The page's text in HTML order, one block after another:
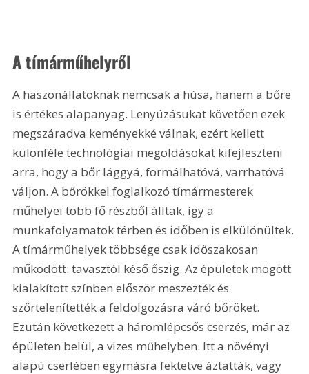
A tímárműhelyről
A haszonállatoknak nemcsak a húsa, hanem a bőre
is értékes alapanyag. Lenyúzásukat követően ezek
megszáradva keményekké válnak, ezért kellett
különféle technológiai megoldásokat kifejleszteni
arra, hogy a bőr lággyá, formálhatóvá, varrhatóvá
váljon. A bőrökkel foglalkozó tímármesterek
műhelyei több fő részből álltak, így a
munkafolyamatok térben és időben is elkülönültek.
A tímárműhelyek többsége csak időszakosan
működött: tavasztól késő őszig. Az épületek mögött
kialakított színben először meszezték és
szőrtelenítették a feldolgozásra váró bőröket.
Ezután következett a háromlépcsős cserzés, már az
épületen belül, a vizes műhelyben. Itt a növényi
alapú cserlében egymásra fektetve áztatták, vagy